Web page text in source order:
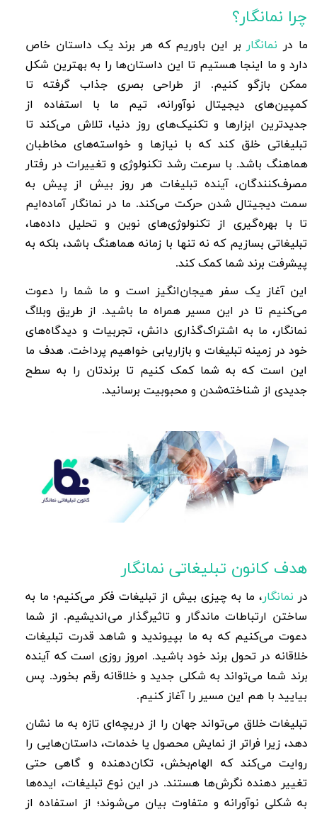
چرا نمانگار؟
ما در نمانگار بر این باوریم که هر برند یک داستان خاص
دارد و ما اینجا هستیم تا این داستان‌ها را به بهترین شکل
ممکن بازگو کنیم. از طراحی بصری جذاب گرفته تا
کمپین‌های دیجیتال نوآورانه، تیم ما با استفاده از
جدیدترین ابزارها و تکنیک‌های روز دنیا، تلاش می‌کند تا
تبلیغاتی خلق کند که با نیازها و خواسته‌های مخاطبان
هماهنگ باشد. با سرعت رشد تکنولوژی و تغییرات در رفتار
مصرف‌کنندگان، آینده تبلیغات هر روز بیش از پیش به
سمت دیجیتال شدن حرکت می‌کند. ما در نمانگار آماده‌ایم
تا با بهره‌گیری از تکنولوژی‌های نوین و تحلیل داده‌ها،
تبلیغاتی بسازیم که نه تنها با زمانه هماهنگ باشد، بلکه به
پیشرفت برند شما کمک کند.
این آغاز یک سفر هیجان‌انگیز است و ما شما را دعوت
می‌کنیم تا در این مسیر همراه ما باشید. از طریق وبلاگ
نمانگار، ما به اشتراک‌گذاری دانش، تجربیات و دیدگاه‌های
خود در زمینه تبلیغات و بازاریابی خواهیم پرداخت. هدف ما
این است که به شما کمک کنیم تا برندتان را به سطح
جدیدی از شناخته‌شدن و محبوبیت برسانید.
هدف کانون تبلیغاتی نمانگار
در نمانگار، ما به چیزی بیش از تبلیغات فکر می‌کنیم؛ ما به
ساختن ارتباطات ماندگار و تاثیرگذار می‌اندیشیم. از شما
دعوت می‌کنیم که به ما بپیوندید و شاهد قدرت تبلیغات
خلاقانه در تحول برند خود باشید. امروز روزی است که آینده
برند شما می‌تواند به شکلی جدید و خلاقانه رقم بخورد. پس
بیایید با هم این مسیر را آغاز کنیم.
تبلیغات خلاق می‌تواند جهان را از دریچه‌ای تازه به ما نشان
دهد، زیرا فراتر از نمایش محصول یا خدمات، داستان‌هایی را
روایت می‌کند که الهام‌بخش، تکان‌دهنده و گاهی حتی
تغییر دهنده نگرش‌ها هستند. در این نوع تبلیغات، ایده‌ها
به شکلی نوآورانه و متفاوت بیان می‌شوند؛ از استفاده از